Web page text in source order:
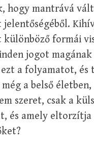
hogy mantrává
formái
jogot
a folyamatot, és
a belső
szeret, csak a
és amely